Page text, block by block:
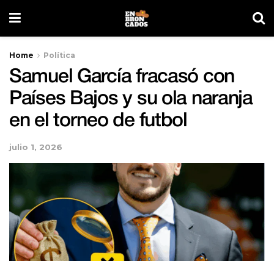
Home Política
Samuel García fracasó con
Países Bajos y su ola naranja
en el torneo de futbol
julio 1, 2026